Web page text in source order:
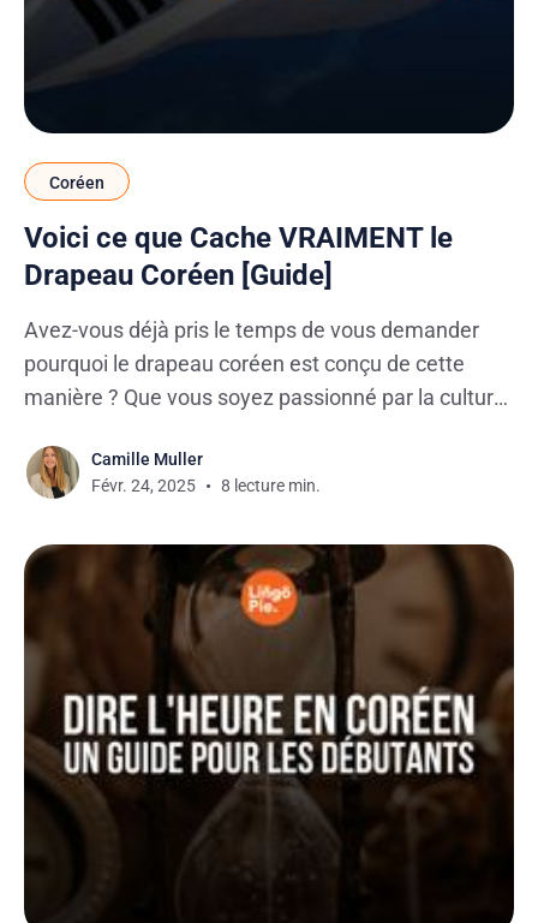
Coréen
Voici ce que Cache VRAIMENT le
Drapeau Coréen [Guide]
Avez-vous déjà pris le temps de vous demander
pourquoi le drapeau coréen est conçu de cette
manière ? Que vous soyez passionné par la culture
ou que vous cherchiez à apprendre le coréen, cet
article va vous surprendre ! Nous allons vous
Camille Muller
Févr. 24, 2025
8 lecture min.